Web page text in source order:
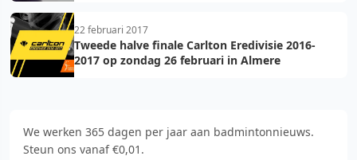
22 februari 2017
Tweede halve finale Carlton Eredivisie 2016-
2017 op zondag 26 februari in Almere
We werken 365 dagen per jaar aan badmintonnieuws.
Steun ons vanaf €0,01.